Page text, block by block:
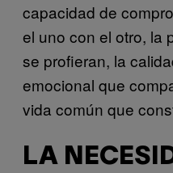
capacidad de
el uno con el otro, la
se profieran, la
emocional que
vida común que
LA